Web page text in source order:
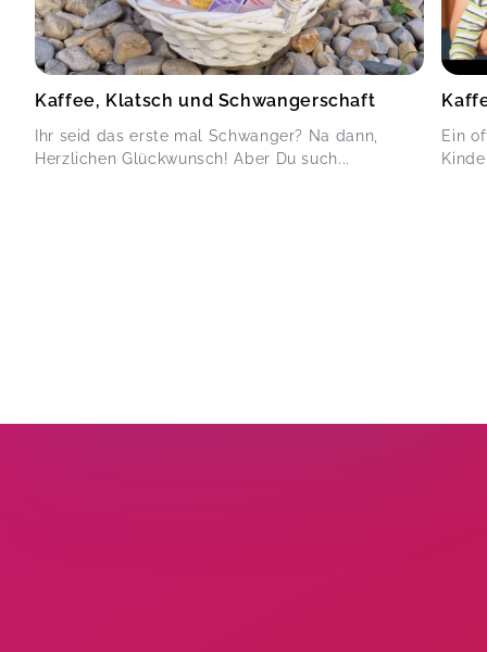
Kaffee, Klatsch und Schwangerschaft
Ihr seid das erste mal Schwanger? Na dann,
Herzlichen Glückwunsch! Aber Du such...
Ein